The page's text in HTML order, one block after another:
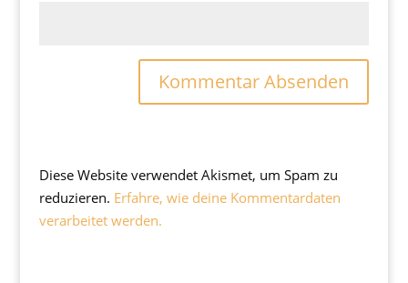
Diese Website verwendet Akismet, um Spam zu
reduzieren. Erfahre, wie deine Kommentardaten
verarbeitet werden.